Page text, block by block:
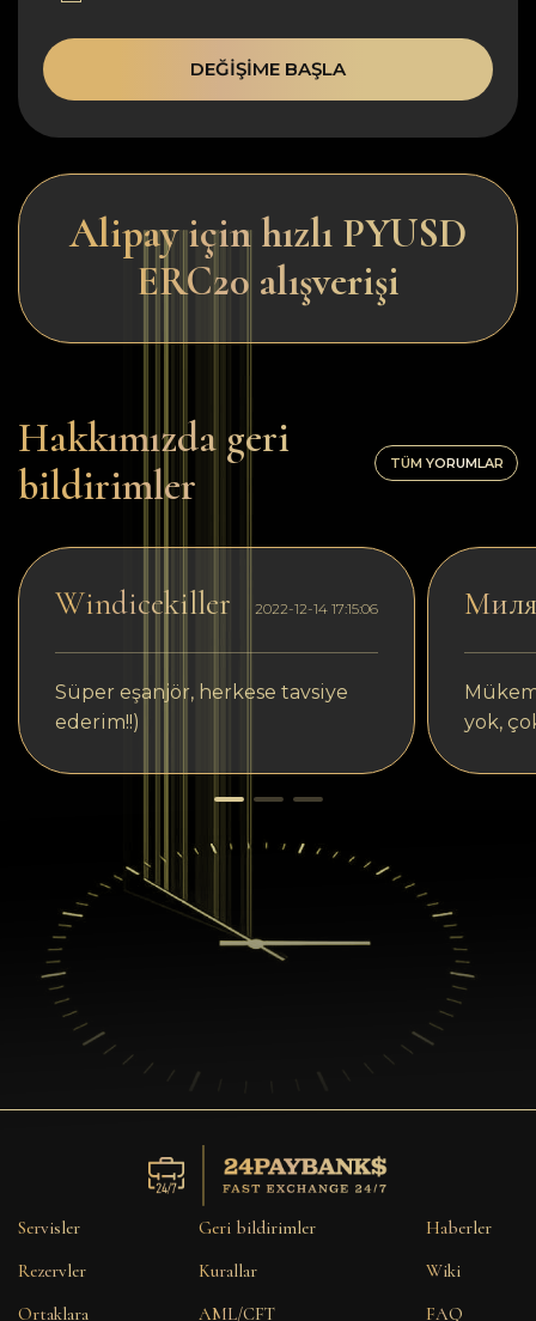
DEĞIŞIME BAŞLA
Alipay için hızlı PYUSD
ERC20 alışverişi
Hakkımızda geri
bildirimler
TÜM YORUMLAR
Windicekiller 2022-12-14 17:15:06
Süper eşanjör, herkese tavsiye
ederim!!)
Миля
yok,
Servisler
Rezervler
Ortaklara
Geri bildirimler
Kurallar
AML/CFT
Haberler
Wiki
FAQ